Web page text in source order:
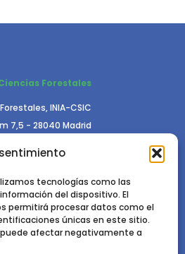
tecnologías como las
del dispositivo. El
permitirá procesar datos como el
únicas en este sitio.
afectar negativamente a
Forestales
INIA-CSIC
7,5 - 28040 Madrid
LEGAL